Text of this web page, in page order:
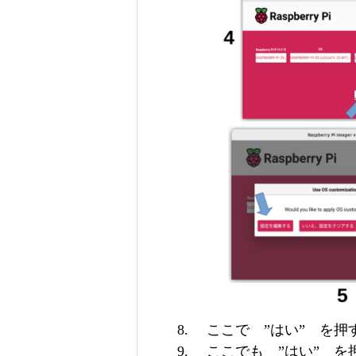
ここで ”はい” を押
ここでも ”はい” を